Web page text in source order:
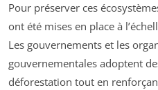
Pour préserver ces
ont été mises en place à
Les gouvernements et les
gouvernementales adoptent
déforestation tout en